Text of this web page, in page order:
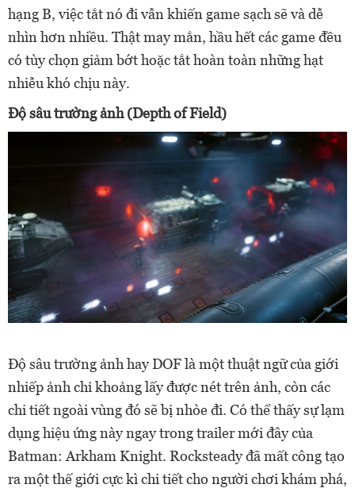
hạng B, việc tắt nó đi vẫn khiến game sạch sẽ và dễ
nhìn hơn nhiều. Thật may mắn, hầu hết các game đều
có tùy chọn giảm bớt hoặc tắt hoàn toàn những hạt
nhiễu khó chịu này.
Độ sâu trường ảnh (Depth of Field)
Độ sâu trường ảnh hay DOF là một thuật ngữ của giới
nhiếp ảnh chỉ khoảng lấy được nét trên ảnh, còn các
chi tiết ngoài vùng đó sẽ bị nhòe đi. Có thể thấy sự lạm
dụng hiệu ứng này ngay trong trailer mới đây của
Batman: Arkham Knight. Rocksteady đã mất công tạo
ra một thế giới cực kì chi tiết cho người chơi khám phá,